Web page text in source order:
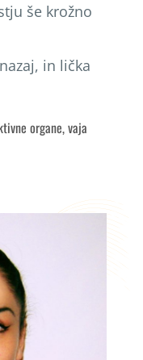
še krožno
in lička
organe, vaja